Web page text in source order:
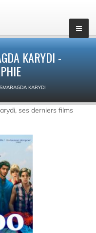
KARYDI -
SMARAGDA KARYDI
ses derniers films